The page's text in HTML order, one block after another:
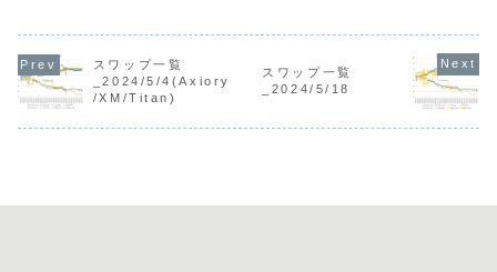
スワップ一覧
_2024/5/4(Axiory
/XM/Titan)
スワップ一覧
_2024/5/18